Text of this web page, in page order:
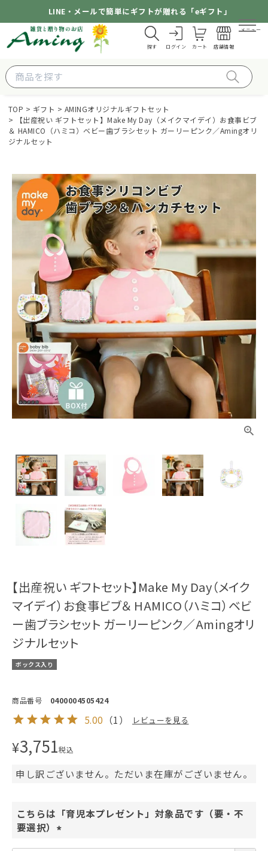
LINE・メールで簡単にギフトが贈れる「eギフト」
探す ログイン カート 店舗情報
メニュー
TOP ギフト
AMINGオリジナルギフトセット
【出産祝い ギフトセット】Make My Day（メイクマイデイ）お食事ビブ
＆ HAMICO（ハミコ）ベビー歯ブラシセット ガーリーピンク／Amingオリ
ジナルセット
【出産祝い ギフトセット】Make My Day（メイク
マイデイ）お食事ビブ＆ HAMICO（ハミコ）ベビ
ー歯ブラシセット ガーリーピンク／Amingオリ
ジナルセット
ボックス入り
商品番号 0400004505424
5.00 （1） レビューを見る
¥3,751税込
申し訳ございません。ただいま在庫がございません。
こちらは「育児本プレゼント」対象品です（要・不
要選択）